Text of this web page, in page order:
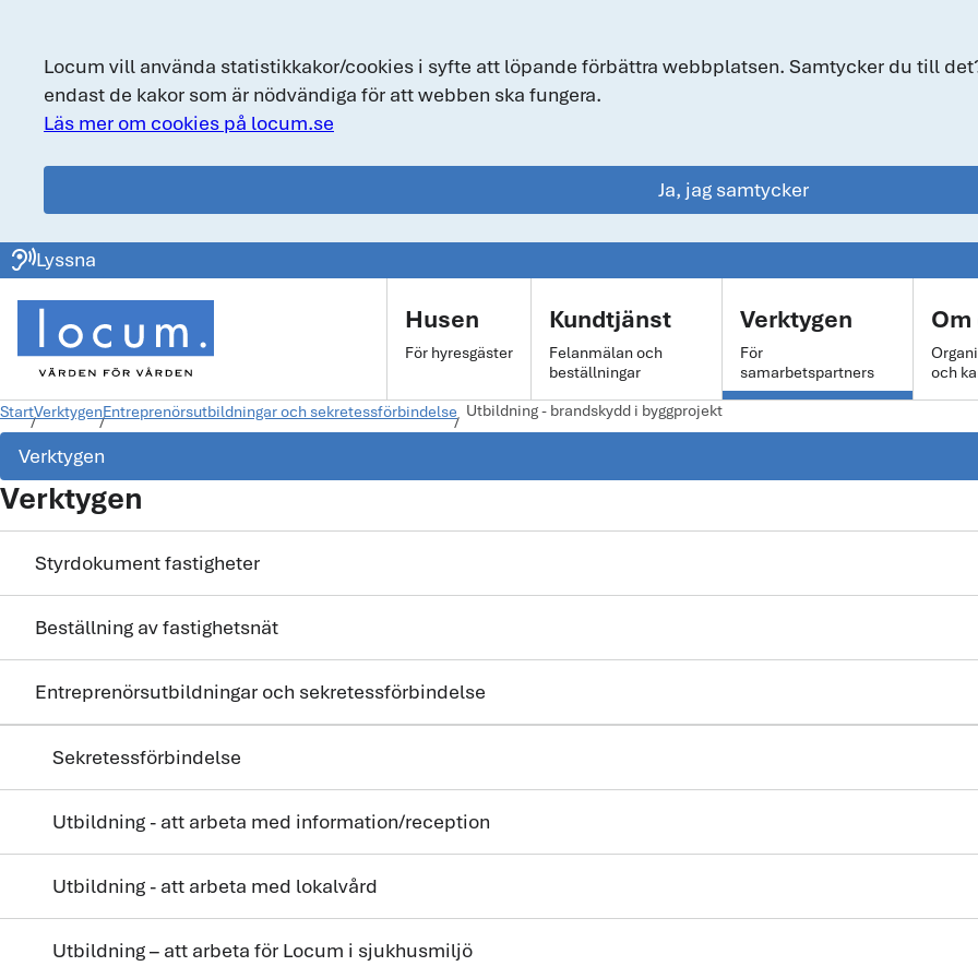
Locum vill använda statistikkakor/cookies i syfte att löpande förbättra webbplatsen. Samtycker du till
endast de kakor som är nödvändiga för att webben ska fungera.
Läs mer om cookies på locum.se
Ja, jag samtycker
locum.se
ear_soundLyssna
Husen
För hyresgäster
Kundtjänst
Felanmälan och
beställningar
Verktygen
För
samarbetspartners
Om
och
StartVerktygenEntreprenörsutbildningar och sekretessförbindelse Utbildning - brandskydd i byggprojekt
Verktygen
Verktygen
Styrdokument fastigheter
Beställning av fastighetsnät
Entreprenörsutbildningar och sekretessförbindelse
Sekretessförbindelse
Utbildning - att arbeta med information/reception
Utbildning - att arbeta med lokalvård
Utbildning – att arbeta för Locum i sjukhusmiljö